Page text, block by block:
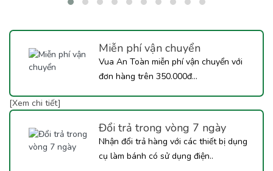
Toàn khám phá ngay công thức Trà Mận Sốt Tắc dưới đây nhé!
Miễn phí vận chuyển
Vua An Toàn miễn phí vận chuyển với
đơn hàng trên 350.000đ...
[Xem chi tiết]
Đổi trả trong vòng 7 ngày
Nhận đổi trả hàng với các thiết bị dụng
cụ làm bánh có sử dụng điện..